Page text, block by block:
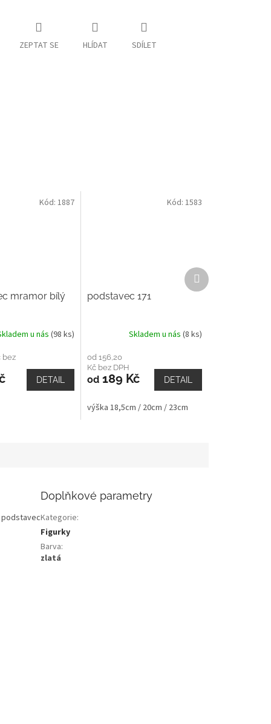
ZEPTAT SE HLÍDAT SDÍLET
mramor bílý
u nás(98 ks)
bez
DETAIL
Kód:1887
podstavec 171
Skladem u nás (8 ks)
od 156,20
Kč bez DPH
od 189 Kč DETAIL
výška 18,5cm / 20cm / 23cm
Kód: 1583
Další
produkt
Doplňkové parametry
Kategorie:
Figurky
Barva:
zlatá